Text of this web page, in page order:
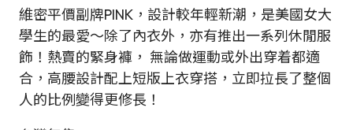
維密平價副牌PINK，設計較年輕新潮，是美國女大
學生的最愛～除了內衣外，亦有推出一系列休閒服
飾！熱賣的緊身褲， 無論做運動或外出穿着都適
合，高腰設計配上短版上衣穿搭，立即拉長了整個
人的比例變得更修長！